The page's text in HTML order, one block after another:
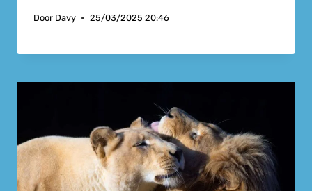
Door Davy 25/03/2025 20:46